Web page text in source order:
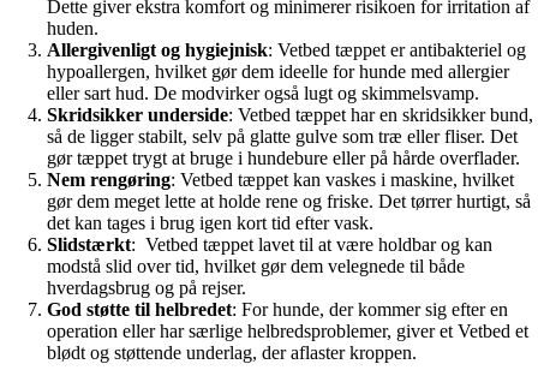
Dette giver ekstra komfort og minimerer risikoen for irritation af
huden.
Allergivenligt og hygiejnisk: Vetbed tæppet er antibakteriel og
hypoallergen, hvilket gør dem ideelle for hunde med allergier
eller sart hud. De modvirker også lugt og skimmelsvamp.
Skridsikker underside: Vetbed tæppet har en skridsikker bund,
så de ligger stabilt, selv på glatte gulve som træ eller fliser. Det
gør tæppet trygt at bruge i hundebure eller på hårde overflader.
Nem rengøring: Vetbed tæppet kan vaskes i maskine, hvilket
gør dem meget lette at holde rene og friske. Det tørrer hurtigt, så
det kan tages i brug igen kort tid efter vask.
Slidstærkt: Vetbed tæppet lavet til at være holdbar og kan
modstå slid over tid, hvilket gør dem velegnede til både
hverdagsbrug og på rejser.
God støtte til helbredet: For hunde, der kommer sig efter en
operation eller har særlige helbredsproblemer, giver et Vetbed et
blødt og støttende underlag, der aflaster kroppen.